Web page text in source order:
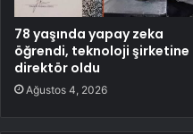
78 yaşında yapay zeka
öğrendi, teknoloji şirketine
direktör oldu
Ağustos 4, 2026